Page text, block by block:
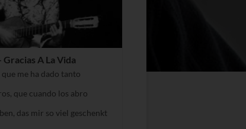
A La Vida
me ha dado tanto
que cuando los abro
das mir so viel geschenkt